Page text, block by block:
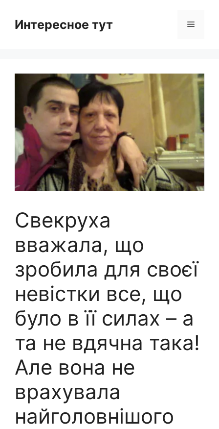
contentИнтересное тут Menu
Свекруха
вважала, що
зробила для своєї
невістки все, що
було в її силах – а
та не вдячна така!
Але вона не
врахувала
найголовнішого